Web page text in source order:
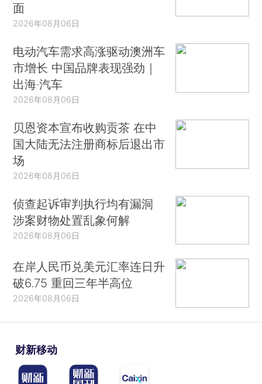
面
2026年08月06日
电动汽车需求高涨驱动澳洲车
市增长 中国品牌表现强劲｜
出海·汽车
2026年08月06日
贝恩资本宣布收购贡茶 在中
国大陆无法注册商标后退出市
场
2026年08月06日
侦查起诉审判执行均有漏洞
涉案财物处置乱象何解
2026年08月06日
在岸人民币兑美元汇率连日升
破6.75 重回三年半高位
2026年08月06日
财新移动